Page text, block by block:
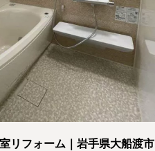
リフォーム｜岩手県大船渡市